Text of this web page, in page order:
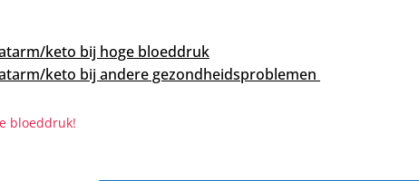
keto bij hoge bloeddruk
keto bij andere gezondheidsproblemen
bloeddruk!